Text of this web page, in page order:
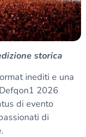
storica
inediti e una
2026
di evento
di